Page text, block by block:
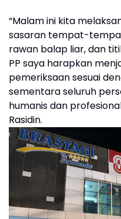
“Malam ini kita
sasaran tempat-
rawan balap liar, dan
PP saya harapkan
pemeriksaan sesuai
sementara seluruh
humanis dan
Rasidin.